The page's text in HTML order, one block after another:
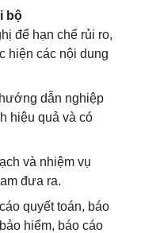
bộ
để hạn chế rủi ro,
hiện các nội dung
dẫn nghiệp
hiệu quả và có
và nhiệm vụ
đưa ra.
quyết toán, báo
hiểm, báo cáo